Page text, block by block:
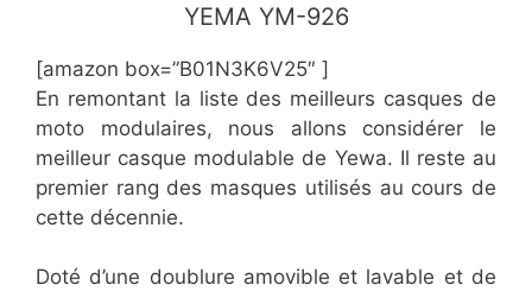
​​​YEMA YM-926
[amazon box=”​B01N3K6V25″ ]
En remontant la liste des meilleurs casques de
moto modulaires, nous allons considérer le
meilleur casque modulable de Yewa. Il reste au
premier rang des masques utilisés au cours de
cette décennie.
Doté d’une doublure amovible et lavable et de